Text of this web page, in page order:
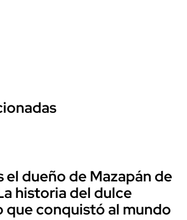
el dueño de Mazapán de
historia del dulce
que conquistó al mundo